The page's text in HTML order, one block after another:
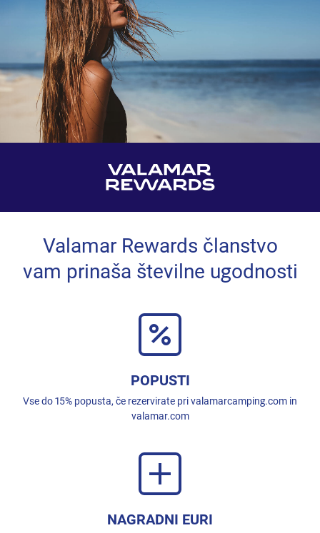
Valamar Rewards članstvo
vam prinaša številne ugodnosti
POPUSTI
Vse do 15% popusta, če rezervirate pri valamarcamping.com in
valamar.com
NAGRADNI EURI